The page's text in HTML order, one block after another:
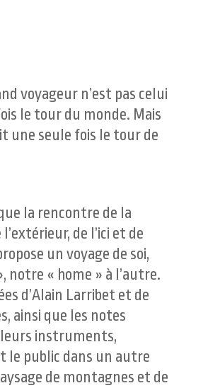
voyageur n’est pas celui
le tour du monde. Mais
une seule fois le tour de
la rencontre de la
de l’ici et de
un voyage de soi,
notre « home » à l’autre.
d’Alain Larribet et de
ainsi que les notes
leurs instruments,
public dans un autre
de montagnes et de